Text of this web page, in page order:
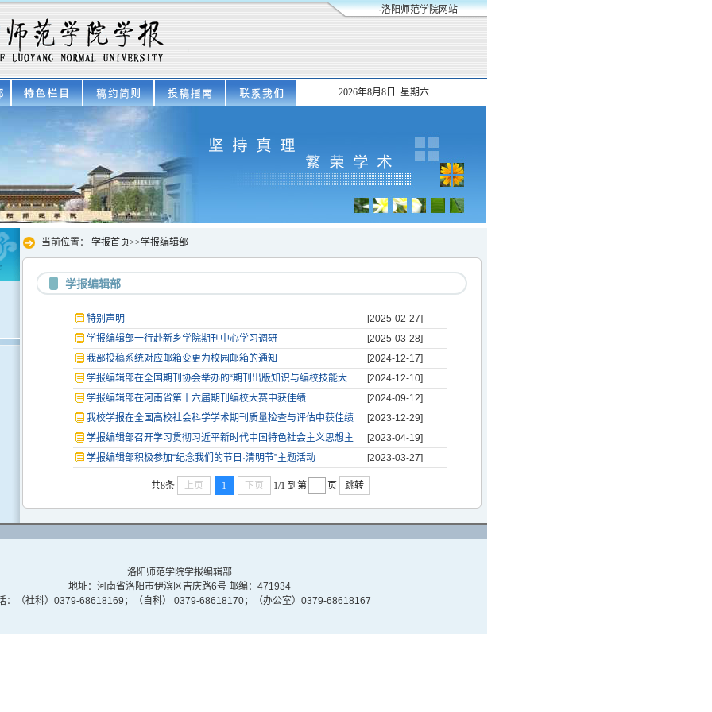
·洛阳师范学院网站
2026年8月8日 星期六
当前位置： 学报首页>>学报编辑部
学报编辑部
特别声明
[2025-02-27]
学报编辑部一行赴新乡学院期刊中心学习调研
[2025-03-28]
我部投稿系统对应邮箱变更为校园邮箱的通知
[2024-12-17]
学报编辑部在全国期刊协会举办的“期刊出版知识与编校技能大
[2024-12-10]
学报编辑部在河南省第十六届期刊编校大赛中获佳绩
[2024-09-12]
我校学报在全国高校社会科学学术期刊质量检查与评估中获佳绩
[2023-12-29]
学报编辑部召开学习贯彻习近平新时代中国特色社会主义思想主
[2023-04-19]
学报编辑部积极参加“纪念我们的节日·清明节”主题活动
[2023-03-27]
共8条 上页 1 下页 1/1 到第 页 跳转
洛阳师范学院学报编辑部
地址：河南省洛阳市伊滨区吉庆路6号 邮编：471934
：（社科）0379-68618169；（自科） 0379-68618170；（办公室）0379-68618167